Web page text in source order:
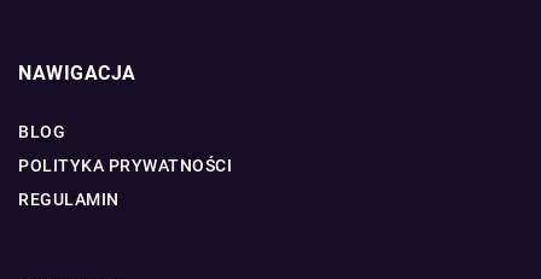
NAWIGACJA
BLOG
POLITYKA PRYWATNOŚCI
REGULAMIN